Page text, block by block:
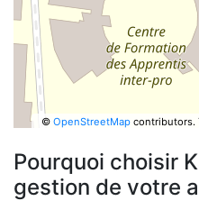
© OpenStreetMapcontributors.
Pourquoi choisir
gestion de votre